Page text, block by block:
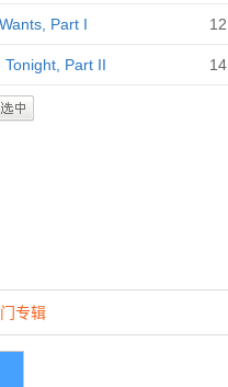
Part I 12
Tonight, Part II 14
专辑